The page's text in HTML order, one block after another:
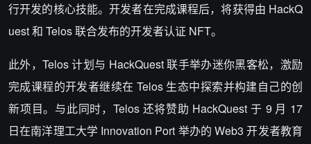
行开发的核心技能。开发者在完成课程后，将获得由 HackQ
uest 和 Telos 联合发布的开发者认证 NFT。
此外，Telos 计划与 HackQuest 联手举办迷你黑客松，激励
完成课程的开发者继续在 Telos 生态中探索并构建自己的创
新项目。与此同时，Telos 还将赞助 HackQuest 于 9 月 17
日在南洋理工大学 Innovation Port 举办的 Web3 开发者教育